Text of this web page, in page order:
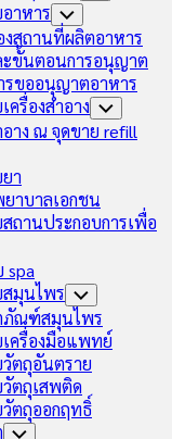
าหาร Toggle
Child
Menu
สถานที่ผลิตอาหาร
ะขั้นตอนการอนุญาต
ขออนุญาตอาหาร
ครื่องสำอาง Toggle
Child
Menu
อาง ณ จุดขาย refill
า
าบาลเอกชน
ถานประกอบการเพื่อ
spa
สมุนไพร Toggle
Child
Menu
ภัณฑ์สมุนไพร
ครื่องมือแพทย์
ตถุอันตราย
ตถุเสพติด
ตถุออกฤทธิ์
Toggle